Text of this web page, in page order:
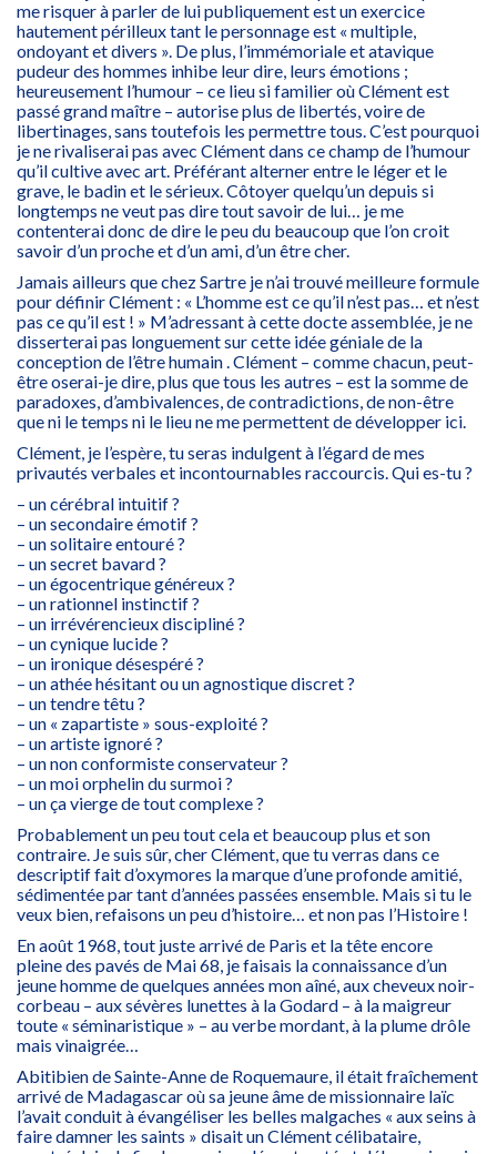
me risquer à parler de lui publiquement est un exercice
hautement périlleux tant le personnage est « multiple,
ondoyant et divers ». De plus, l’immémoriale et atavique
pudeur des hommes inhibe leur dire, leurs émotions ;
heureusement l’humour – ce lieu si familier où Clément est
passé grand maître – autorise plus de libertés, voire de
libertinages, sans toutefois les permettre tous. C’est pourquoi
je ne rivaliserai pas avec Clément dans ce champ de l’humour
qu’il cultive avec art. Préférant alterner entre le léger et le
grave, le badin et le sérieux. Côtoyer quelqu’un depuis si
longtemps ne veut pas dire tout savoir de lui… je me
contenterai donc de dire le peu du beaucoup que l’on croit
savoir d’un proche et d’un ami, d’un être cher.
Jamais ailleurs que chez Sartre je n’ai trouvé meilleure formule
pour définir Clément : « L’homme est ce qu’il n’est pas… et n’est
pas ce qu’il est ! » M’adressant à cette docte assemblée, je ne
disserterai pas longuement sur cette idée géniale de la
conception de l’être humain . Clément – comme chacun, peut-
être oserai-je dire, plus que tous les autres – est la somme de
paradoxes, d’ambivalences, de contradictions, de non-être
que ni le temps ni le lieu ne me permettent de développer ici.
Clément, je l’espère, tu seras indulgent à l’égard de mes
privautés verbales et incontournables raccourcis. Qui es-tu ?
– un cérébral intuitif ?
– un secondaire émotif ?
– un solitaire entouré ?
– un secret bavard ?
– un égocentrique généreux ?
– un rationnel instinctif ?
– un irrévérencieux discipliné ?
– un cynique lucide ?
– un ironique désespéré ?
– un athée hésitant ou un agnostique discret ?
– un tendre têtu ?
– un « zapartiste » sous-exploité ?
– un artiste ignoré ?
– un non conformiste conservateur ?
– un moi orphelin du surmoi ?
– un ça vierge de tout complexe ?
Probablement un peu tout cela et beaucoup plus et son
contraire. Je suis sûr, cher Clément, que tu verras dans ce
descriptif fait d’oxymores la marque d’une profonde amitié,
sédimentée par tant d’années passées ensemble. Mais si tu le
veux bien, refaisons un peu d’histoire… et non pas l’Histoire !
En août 1968, tout juste arrivé de Paris et la tête encore
pleine des pavés de Mai 68, je faisais la connaissance d’un
jeune homme de quelques années mon aîné, aux cheveux noir-
corbeau – aux sévères lunettes à la Godard – à la maigreur
toute « séminaristique » – au verbe mordant, à la plume drôle
mais vinaigrée…
Abitibien de Sainte-Anne de Roquemaure, il était fraîchement
arrivé de Madagascar où sa jeune âme de missionnaire laïc
l’avait conduit à évangéliser les belles malgaches « aux seins à
faire damner les saints » disait un Clément célibataire,